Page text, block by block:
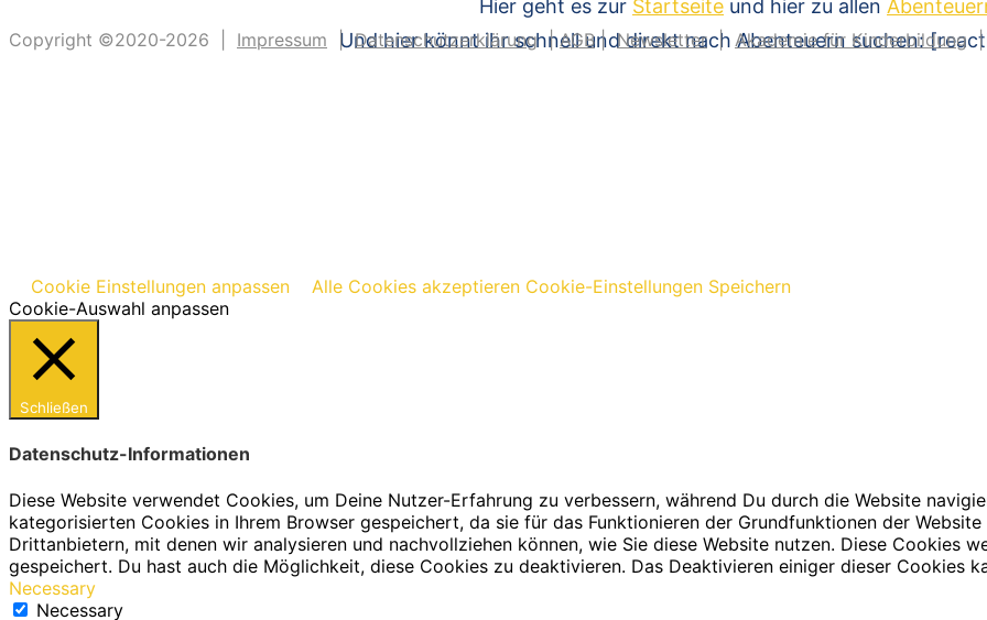
Hier geht es zur Startseite und hier zu allen
Und hier könnt ihr schnell und direkt nach Abenteuern suchen:
Copyright ©2020-2026 | Impressum |Datenschutzerklärung|AGB|Newsletter| Akademie für Kinderbildung
Cookie Einstellungen anpassen Alle Cookies akzeptieren Cookie-Einstellungen Speichern
Cookie-Auswahl anpassen
Schließen
Datenschutz-Informationen
Diese Website verwendet Cookies, um Deine Nutzer-Erfahrung zu verbessern, während Du durch die Website
kategorisierten Cookies in Ihrem Browser gespeichert, da sie für das Funktionieren der Grundfunktionen der
Drittanbietern, mit denen wir analysieren und nachvollziehen können, wie Sie diese Website nutzen. Diese Cookies
gespeichert. Du hast auch die Möglichkeit, diese Cookies zu deaktivieren. Das Deaktivieren einiger dieser Cookies
Necessary
Necessary